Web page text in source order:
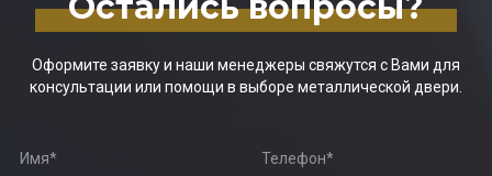
Оформите заявку и наши менеджеры свяжутся с Вами для
консультации или помощи в выборе металлической двери.